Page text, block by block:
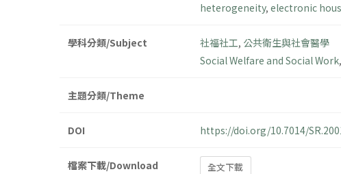
heterogeneity, electronic
學科分類/Subject 社福社工, 公共衛生與社會醫學
Social Welfare and Social Work,
主題分類/Theme
DOI https://doi.org/10.7014/
檔案下載/Download 全文下載